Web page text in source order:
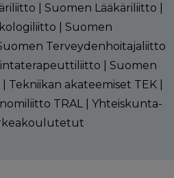
| Suomen Lääkäriliitto |
| Suomen
Terveydenhoitajaliitto
| Suomen
akateemiset TEK |
TRAL | Yhteiskunta-